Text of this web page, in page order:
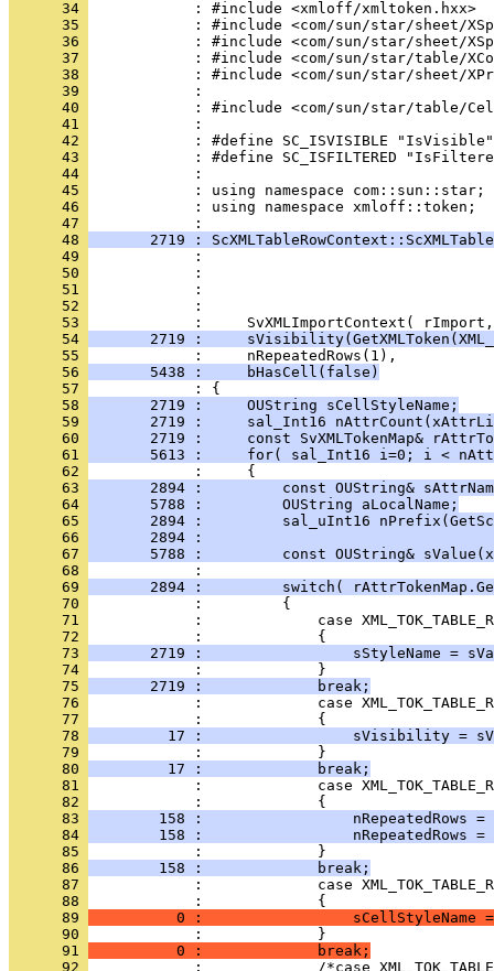
      34
      35
      36
      37
      38
      39
      40
      41
      42
      43
      44
      45
      46
            : using namespace xmloff::token;
      47
      48
2719 :
      49
      50
      51
      52
      53
      54
2719 :
      55
      56
       5438 :     bHasCell(false)
      57
      58
       2719 :     OUString sCellStyleName;
      59
2719 :     sal_Int16
      60
2719 :     const SvXMLTokenMap&
      61
5613 :     for( sal_Int16 i=0; i <
      62
      63
2894 :         const OUString&
      64
       5788 :         OUString aLocalName;
      65
2894 :         sal_uInt16
      66
2894 :
      67
5788 :         const OUString&
      68
      69
2894 :         switch(
      70
      71
      72
      73
2719 :                 sStyleName =
      74
      75
       2719 :             break;
      76
      77
      78
17 :                 sVisibility =
      79
      80
         17 :             break;
      81
      82
      83
158 :                 nRepeatedRows
      84
158 :                 nRepeatedRows
      85
      86
        158 :             break;
      87
      88
      89
0 :                 sCellStyleName
      90
      91
          0 :             break;
      92